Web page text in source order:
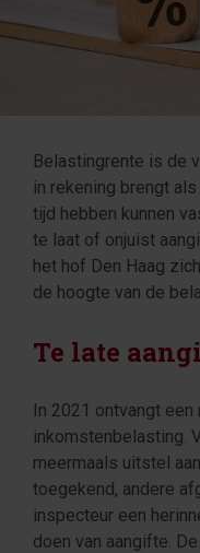
Belastingrente is de
in rekening brengt
tijd hebben kunnen
te laat of onjuist
het hof Den Haag
de hoogte van de
Te late
In 2021 ontvangt
inkomstenbelasting.
meermaals uitstel
toegekend, andere
inspecteur een
doen van aangifte.